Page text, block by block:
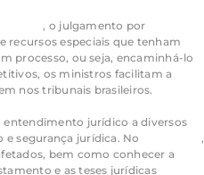
, o julgamento por
recursos especiais que tenham
processo, ou seja, encaminhá-lo
, os ministros facilitam a
nos tribunais brasileiros.
entendimento jurídico a diversos
e segurança jurídica. No
,
bem como conhecer a
e as teses jurídicas